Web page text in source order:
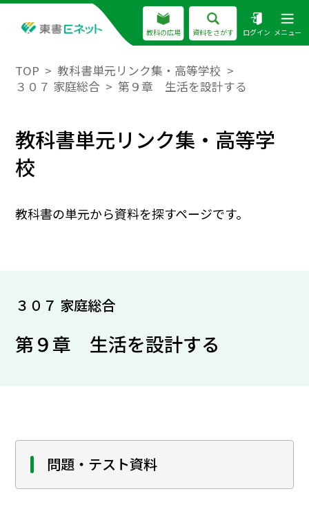
教科の広場 資料をさがす ログイン メニュー
TOP
教科書単元リンク集・高等学校
３０７ 家庭総合
第９章 生活を設計する
教科書単元リンク集・高等学
校
教科書の単元から資料を探すページです。
３０７ 家庭総合
第９章 生活を設計する
問題・テスト資料